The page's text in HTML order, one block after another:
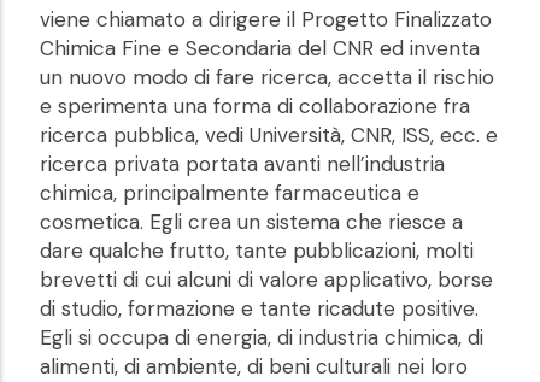
viene chiamato a dirigere il Progetto Finalizzato
Chimica Fine e Secondaria del CNR ed inventa
un nuovo modo di fare ricerca, accetta il rischio
e sperimenta una forma di collaborazione fra
ricerca pubblica, vedi Università, CNR, ISS, ecc. e
ricerca privata portata avanti nell’industria
chimica, principalmente farmaceutica e
cosmetica. Egli crea un sistema che riesce a
dare qualche frutto, tante pubblicazioni, molti
brevetti di cui alcuni di valore applicativo, borse
di studio, formazione e tante ricadute positive.
Egli si occupa di energia, di industria chimica, di
alimenti, di ambiente, di beni culturali nei loro